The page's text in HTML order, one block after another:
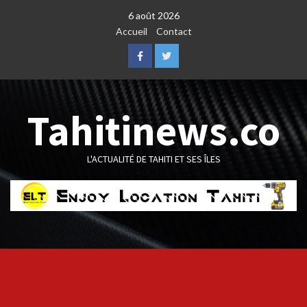
6 août 2026
Accueil
Contact
FacebookTwitter
Tahitinews.co
L'ACTUALITÉ DE TAHITI ET SES ÎLES